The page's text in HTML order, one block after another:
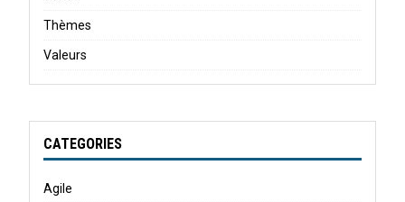
Thèmes
Valeurs
CATEGORIES
Agile